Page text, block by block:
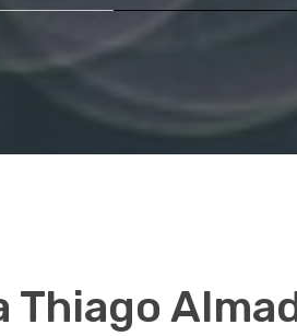
Thiago